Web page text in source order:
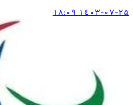
۱٤۰۳-۰۷-۲۵ ۱۸:۰۹